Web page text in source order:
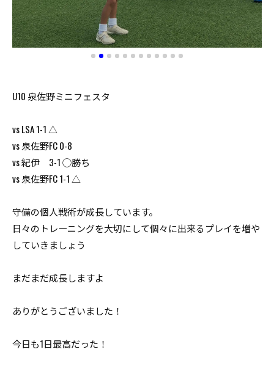
U10 泉佐野ミニフェスタ
vs LSA 1-1 △
vs 泉佐野FC 0-8
vs 紀伊 3-1 ◯勝ち
vs 泉佐野FC 1-1 △
守備の個人戦術が成長しています。
日々のトレーニングを大切にして個々に出来るプレイを増や
していきましょう
まだまだ成長しますよ
ありがとうございました！
今日も1日最高だった！